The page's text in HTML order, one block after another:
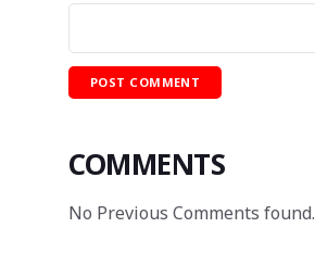
COMMENTS
No Previous Comments found.